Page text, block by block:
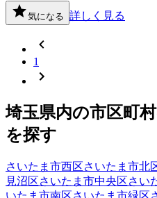
気になる 詳しく見る
1
埼玉県内の市区町
を探す
さいたま市西区さいたま市北
見沼区さいたま市中央区さい
いたま市南区さいたま市緑区